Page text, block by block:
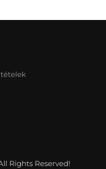
Rights Reserved!